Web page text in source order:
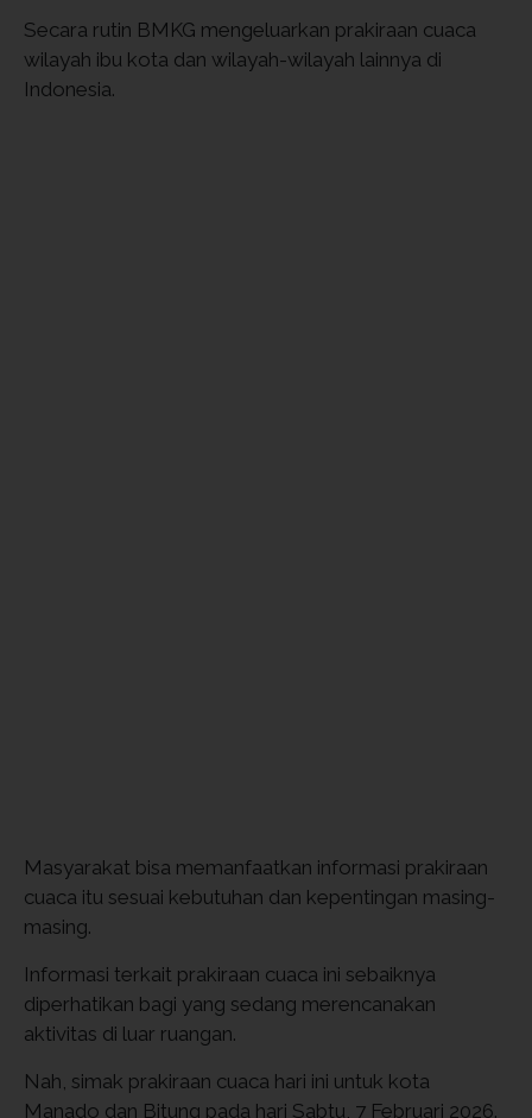
Secara rutin BMKG mengeluarkan prakiraan cuaca
wilayah ibu kota dan wilayah-wilayah lainnya di
Indonesia.
Masyarakat bisa memanfaatkan informasi prakiraan
cuaca itu sesuai kebutuhan dan kepentingan masing-
masing.
Informasi terkait prakiraan cuaca ini sebaiknya
diperhatikan bagi yang sedang merencanakan
aktivitas di luar ruangan.
Nah, simak prakiraan cuaca hari ini untuk kota
Manado dan Bitung pada hari Sabtu, 7 Februari 2026.